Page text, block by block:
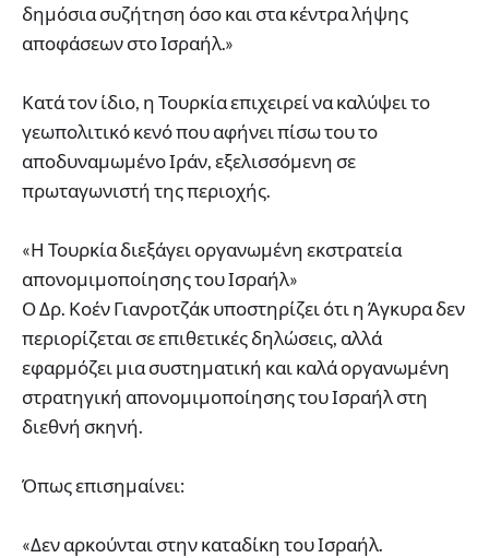
δημόσια συζήτηση όσο και στα κέντρα λήψης
αποφάσεων στο Ισραήλ.»
Κατά τον ίδιο, η Τουρκία επιχειρεί να καλύψει το
γεωπολιτικό κενό που αφήνει πίσω του το
αποδυναμωμένο Ιράν, εξελισσόμενη σε
πρωταγωνιστή της περιοχής.
«Η Τουρκία διεξάγει οργανωμένη εκστρατεία
απονομιμοποίησης του Ισραήλ»
Ο Δρ. Κοέν Γιανροτζάκ υποστηρίζει ότι η Άγκυρα δεν
περιορίζεται σε επιθετικές δηλώσεις, αλλά
εφαρμόζει μια συστηματική και καλά οργανωμένη
στρατηγική απονομιμοποίησης του Ισραήλ στη
διεθνή σκηνή.
Όπως επισημαίνει:
«Δεν αρκούνται στην καταδίκη του Ισραήλ.